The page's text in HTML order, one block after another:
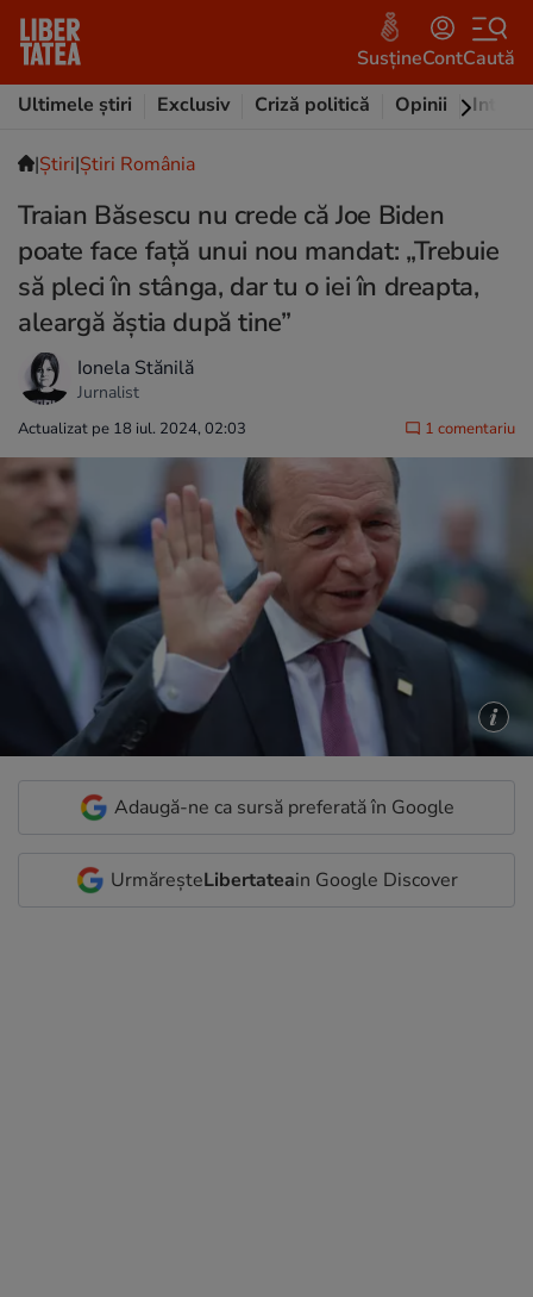
SusțineContCaută
Ultimele știri
Exclusiv Criză politică Opinii
|Ştiri|Știri România
Traian Băsescu nu crede că Joe Biden
poate face față unui nou mandat: „Trebuie
să pleci în stânga, dar tu o iei în dreapta,
aleargă ăștia după tine”
Ionela Stănilă
Jurnalist
Actualizat pe 18 iul. 2024, 02:03 1 comentariu
Adaugă-ne ca sursă preferată în Google
UrmăreșteLibertateain Google Discover